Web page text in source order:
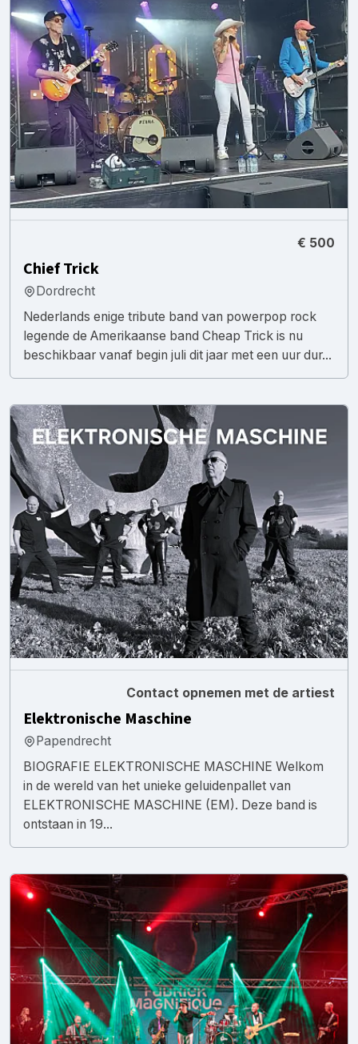
€ 500
Chief Trick
Dordrecht
Nederlands enige tribute band van powerpop rock
legende de Amerikaanse band Cheap Trick is nu
beschikbaar vanaf begin juli dit jaar met een uur dur...
Contact opnemen met de artiest
Elektronische Maschine
Papendrecht
BIOGRAFIE ELEKTRONISCHE MASCHINE Welkom
in de wereld van het unieke geluidenpallet van
ELEKTRONISCHE MASCHINE (EM). Deze band is
ontstaan in 19...